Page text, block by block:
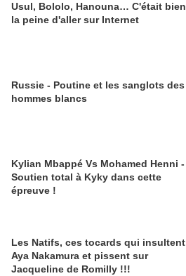
Usul, Bololo, Hanouna… C'était bien
la peine d'aller sur Internet
Russie - Poutine et les sanglots des
hommes blancs
Kylian Mbappé Vs Mohamed Henni -
Soutien total à Kyky dans cette
épreuve !
Les Natifs, ces tocards qui insultent
Aya Nakamura et pissent sur
Jacqueline de Romilly !!!